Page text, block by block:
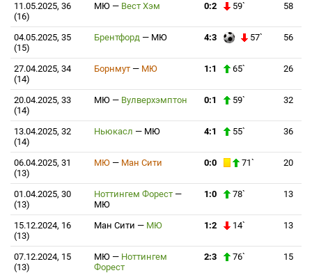
11.05.2025, 36
(16)
МЮ — Вест Хэм 0:2 59` 58
04.05.2025, 35
(15)
Брентфорд — МЮ 4:3 57` 56
27.04.2025, 34
(14)
Борнмут — МЮ 1:1 65` 26
20.04.2025, 33
(14)
МЮ — Вулверхэмптон 0:1 59` 32
13.04.2025, 32
(14)
Ньюкасл — МЮ 4:1 55` 36
06.04.2025, 31
(13)
МЮ — Ман Сити 0:0 71` 20
01.04.2025, 30
(13)
Ноттингем Форест —
МЮ
1:0 78` 13
15.12.2024, 16
(13)
Ман Сити — МЮ 1:2 14` 13
07.12.2024, 15
(13)
МЮ — Ноттингем
Форест
2:3 76` 15